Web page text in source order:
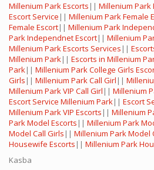
Millenium Park Escorts || Millenium Park
Escort Service || Millenium Park Female
Female Escort|| Millenium Park
Park Independnet Escort|| Millenium
Millenium Park Escorts Services ||
Millenium Park|| Escorts in Millenium
Park|| Millenium Park College Girls
Girls || Millenium Park Call Girl ||
Millenium Park VIP Call Girl || Millenium
Escort Service Millenium Park|| Escort
Millenium Park VIP Escorts || Millenium
Park Model Escorts || Millenium Park
Model Call Girls || Millenium Park Model
Housewife Escorts || Millenium Park
Kasba